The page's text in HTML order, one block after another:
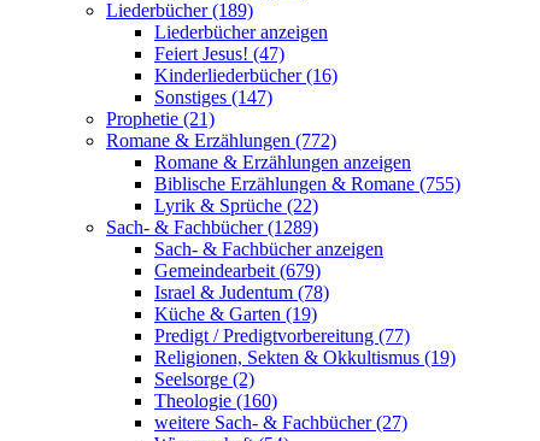
Liederbücher (189)
Liederbücher anzeigen
Feiert Jesus! (47)
Kinderliederbücher (16)
Sonstiges (147)
Prophetie (21)
Romane & Erzählungen (772)
Romane & Erzählungen anzeigen
Biblische Erzählungen & Romane (755)
Lyrik & Sprüche (22)
Sach- & Fachbücher (1289)
Sach- & Fachbücher anzeigen
Gemeindearbeit (679)
Israel & Judentum (78)
Küche & Garten (19)
Predigt / Predigtvorbereitung (77)
Religionen, Sekten & Okkultismus (19)
Seelsorge (2)
Theologie (160)
weitere Sach- & Fachbücher (27)